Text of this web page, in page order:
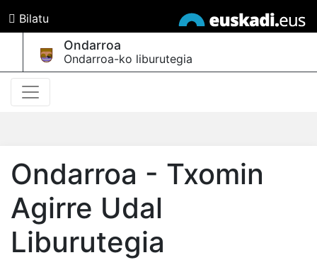
Bilatu
Ondarroa
Ondarroa-ko liburutegia
Ondarroa - Txomin
Agirre Udal
Liburutegia